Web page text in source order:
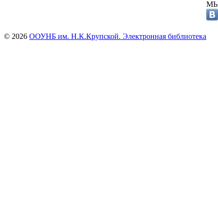
© 2026 ООУНБ им. Н.К.Крупской. Электронная библиотека